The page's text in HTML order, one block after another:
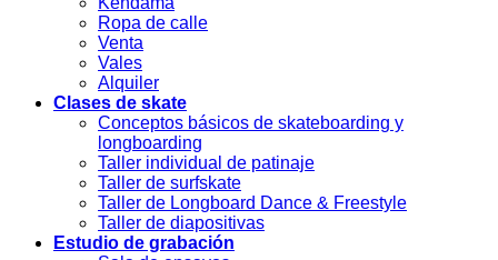
Ropa de calle
Venta
Vales
Alquiler
Clases de skate
Conceptos básicos de skateboarding y
longboarding
Taller individual de patinaje
Taller de surfskate
Taller de Longboard Dance & Freestyle
Taller de diapositivas
Estudio de grabación